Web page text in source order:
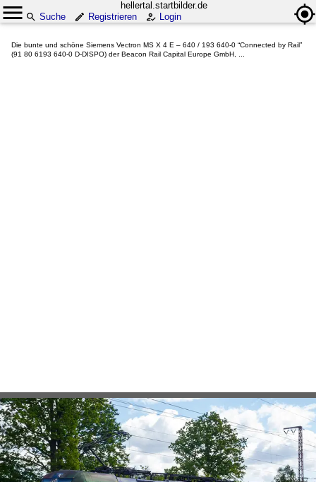
hellertal.startbilder.de
Suche
Registrieren Login
Die bunte und schöne Siemens Vectron MS X 4 E – 640 / 193 640-0 “Connected by Rail”
(91 80 6193 640-0 D-DISPO) der Beacon Rail Capital Europe GmbH, ...